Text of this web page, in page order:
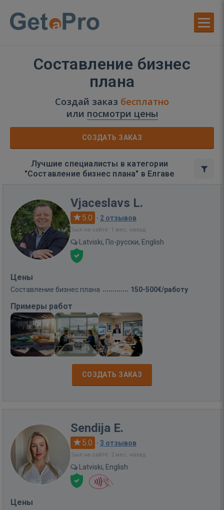
Составление бизнес
плана
Создай заказ бесплатно
или посмотри цены
СОЗДАТЬ ЗАКАЗ
Лучшие специалисты в категории
"Составление бизнес плана" в Елгаве
Vjaceslavs L.
5.0 · 2 отзывов
Был на сайте: 1 мес. назад
Latviski, По-русски, English
Цены
Составление бизнес плана 150-500€/работу
Примеры работ
СОЗДАТЬ ЗАКАЗ
Sendija E.
5.0 · 3 отзывов
Был на сайте: 2 мес. назад
Latviski, English
Цены